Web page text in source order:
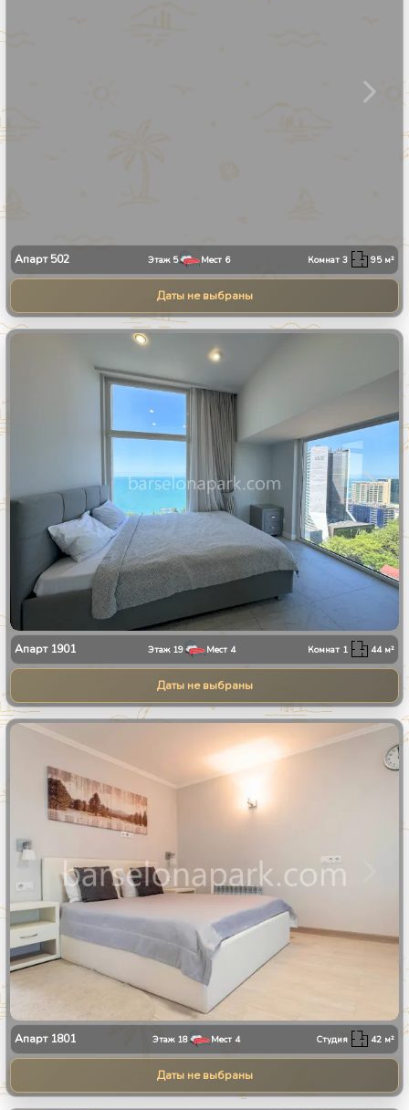
Апарт502 Этаж 5 Мест 6 Комнат3 95м²
Даты не выбраны
13
Апарт 1901 Этаж 19 Мест 4 Комнат 1 44м²
Даты не выбраны
Апарт 1801 Этаж 18 Мест 4 Студия 42 м²
Даты не выбраны